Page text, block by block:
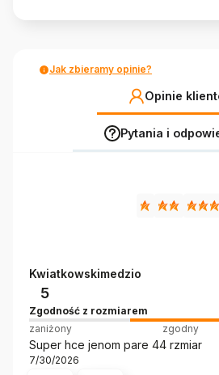
Jak zbieramy opinie?
Opinie
Pytania i
Kwiatkowskimedzio
5
Zgodność z rozmiarem
zaniżony
zgodny
Super hce jenom pare 44 rzmiar
7/30/2026